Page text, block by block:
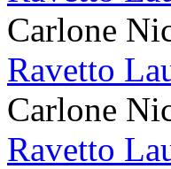
Carlone
Ravetto
Carlone
Ravetto